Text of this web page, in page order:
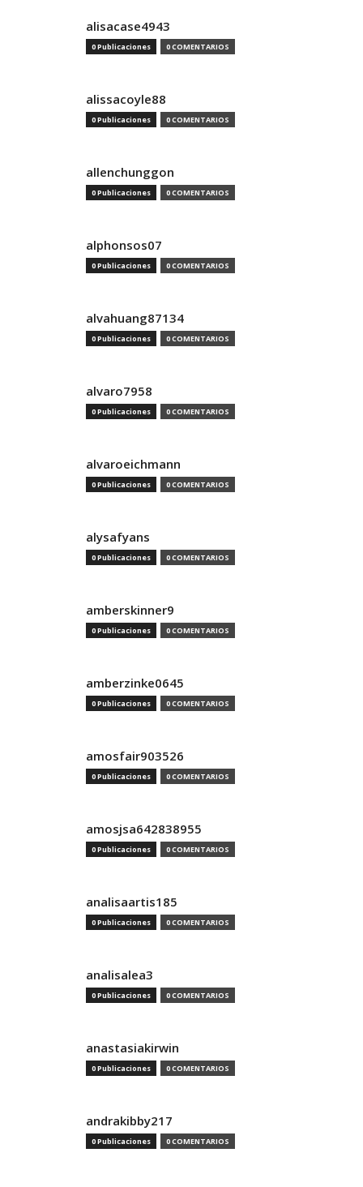
alisacase4943
0 Publicaciones 0 COMENTARIOS
alissacoyle88
0 Publicaciones 0 COMENTARIOS
allenchunggon
0 Publicaciones 0 COMENTARIOS
alphonsos07
0 Publicaciones 0 COMENTARIOS
alvahuang87134
0 Publicaciones 0 COMENTARIOS
alvaro7958
0 Publicaciones 0 COMENTARIOS
alvaroeichmann
0 Publicaciones 0 COMENTARIOS
alysafyans
0 Publicaciones 0 COMENTARIOS
amberskinner9
0 Publicaciones 0 COMENTARIOS
amberzinke0645
0 Publicaciones 0 COMENTARIOS
amosfair903526
0 Publicaciones 0 COMENTARIOS
amosjsa642838955
0 Publicaciones 0 COMENTARIOS
analisaartis185
0 Publicaciones 0 COMENTARIOS
analisalea3
0 Publicaciones 0 COMENTARIOS
anastasiakirwin
0 Publicaciones 0 COMENTARIOS
andrakibby217
0 Publicaciones 0 COMENTARIOS